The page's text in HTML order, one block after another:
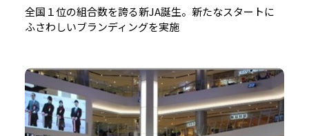
全国１位の組合数を誇る新JA誕生。新たなスタートに
ふさわしいブランディングを実施